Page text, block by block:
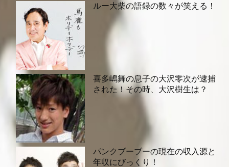
ルー大柴の語録の数々が笑える！
喜多嶋舞の息子の大沢零次が逮捕
された！その時、大沢樹生は？
パンクブーブーの現在の収入源と
年収にびっくり！